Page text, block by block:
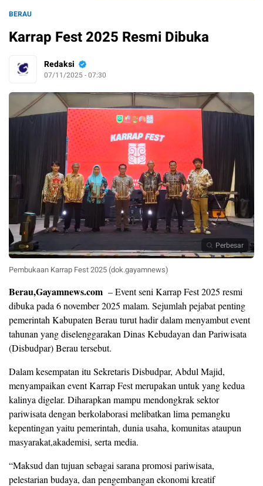
BERAU
Karrap Fest 2025 Resmi Dibuka
Redaksi
07/11/2025 - 07:30
Perbesar
Pembukaan Karrap Fest 2025 (dok.gayamnews)
Berau,Gayamnews.com – Event seni Karrap Fest 2025 resmi
dibuka pada 6 november 2025 malam. Sejumlah pejabat penting
pemerintah Kabupaten Berau turut hadir dalam menyambut event
tahunan yang diselenggarakan Dinas Kebudayan dan Pariwisata
(Disbudpar) Berau tersebut.
Dalam kesempatan itu Sekretaris Disbudpar, Abdul Majid,
menyampaikan event Karrap Fest merupakan untuk yang kedua
kalinya digelar. Diharapkan mampu mendongkrak sektor
pariwisata dengan berkolaborasi melibatkan lima pemangku
kepentingan yaitu pemerintah, dunia usaha, komunitas ataupun
masyarakat,akademisi, serta media.
“Maksud dan tujuan sebagai sarana promosi pariwisata,
pelestarian budaya, dan pengembangan ekonomi kreatif